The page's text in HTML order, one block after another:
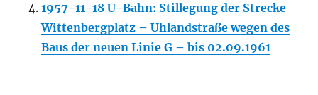
1957-11-18 U-Bahn: Stillegung der Strecke
Wittenbergplatz – Uhlandstraße wegen des
Baus der neuen Linie G – bis 02.09.1961